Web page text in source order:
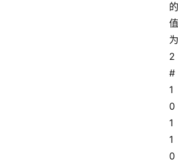
的
值
为
2
#
1
0
1
1
0